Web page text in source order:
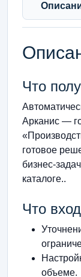
Что
Арканис —
готовое
бизнес-
каталоге..
Что
объеме.